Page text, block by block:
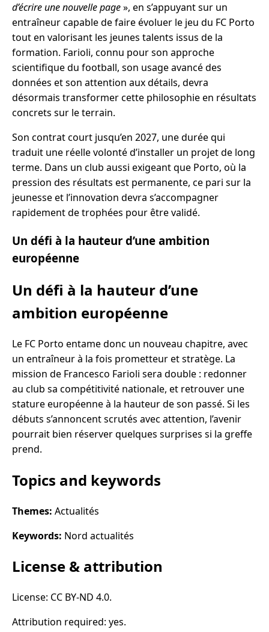
d’écrire une nouvelle page», en s’appuyant sur un
entraîneur capable de faire évoluer le jeu du FC Porto
tout en valorisant les jeunes talents issus de la
formation. Farioli, connu pour son approche
scientifique du football, son usage avancé des
données et son attention aux détails, devra
désormais transformer cette philosophie en résultats
concrets sur le terrain.
Son contrat court jusqu’en 2027, une durée qui
traduit une réelle volonté d’installer un projet de long
terme. Dans un club aussi exigeant que Porto, où la
pression des résultats est permanente, ce pari sur la
jeunesse et l’innovation devra s’accompagner
rapidement de trophées pour être validé.
Un défi à la hauteur d’une ambition
européenne
Un défi à la hauteur d’une
ambition européenne
Le FC Porto entame donc un nouveau chapitre, avec
un entraîneur à la fois prometteur et stratège. La
mission de Francesco Farioli sera double : redonner
au club sa compétitivité nationale, et retrouver une
stature européenne à la hauteur de son passé. Si les
débuts s’annoncent scrutés avec attention, l’avenir
pourrait bien réserver quelques surprises si la greffe
prend.
Topics and keywords
Themes: Actualités
Keywords: Nord actualités
License & attribution
License: CC BY-ND 4.0.
Attribution required: yes.